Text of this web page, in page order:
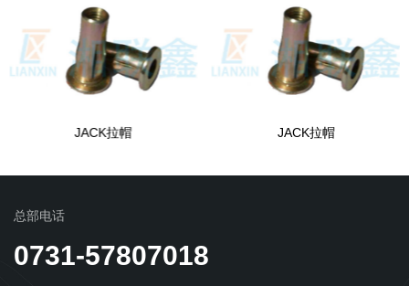
JACK拉帽 JACK拉帽
总部电话
0731-57807018